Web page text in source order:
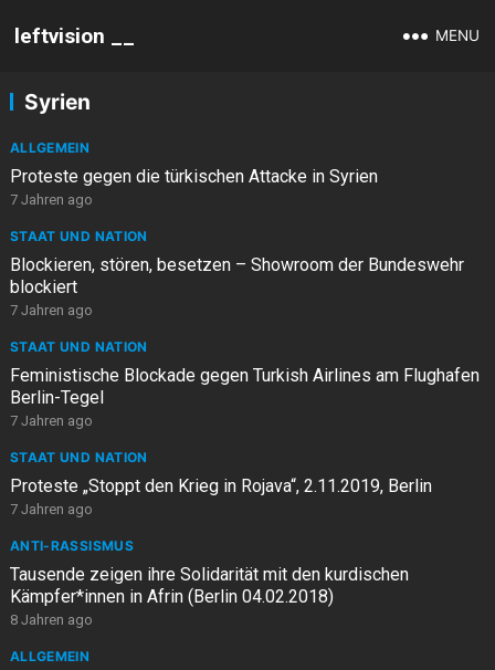
leftvision __ MENU
Syrien
ALLGEMEIN
Proteste gegen die türkischen Attacke in Syrien
7 Jahren ago
STAAT UND NATION
Blockieren, stören, besetzen – Showroom der Bundeswehr
blockiert
7 Jahren ago
STAAT UND NATION
Feministische Blockade gegen Turkish Airlines am Flughafen
Berlin-Tegel
7 Jahren ago
STAAT UND NATION
Proteste „Stoppt den Krieg in Rojava“, 2.11.2019, Berlin
7 Jahren ago
ANTI-RASSISMUS
Tausende zeigen ihre Solidarität mit den kurdischen
Kämpfer*innen in Afrin (Berlin 04.02.2018)
8 Jahren ago
ALLGEMEIN